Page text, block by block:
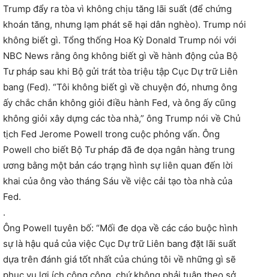
Trump đẩy ra tòa vì không chịu tăng lãi suất (để chứng
khoán tăng, nhưng lạm phát sẽ hại dân nghèo). Trump nói
không biết gì. Tổng thống Hoa Kỳ Donald Trump nói với
NBC News rằng ông không biết gì về hành động của Bộ
Tư pháp sau khi Bộ gửi trát tòa triệu tập Cục Dự trữ Liên
bang (Fed). “Tôi không biết gì về chuyện đó, nhưng ông
ấy chắc chắn không giỏi điều hành Fed, và ông ấy cũng
không giỏi xây dựng các tòa nhà,” ông Trump nói về Chủ
tịch Fed Jerome Powell trong cuộc phỏng vấn. Ông
Powell cho biết Bộ Tư pháp đã đe dọa ngân hàng trung
ương bằng một bản cáo trạng hình sự liên quan đến lời
khai của ông vào tháng Sáu về việc cải tạo tòa nhà của
Fed.
.
Ông Powell tuyên bố: “Mối đe dọa về các cáo buộc hình
sự là hậu quả của việc Cục Dự trữ Liên bang đặt lãi suất
dựa trên đánh giá tốt nhất của chúng tôi về những gì sẽ